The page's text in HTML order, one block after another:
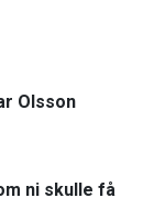
Olsson
ni skulle få